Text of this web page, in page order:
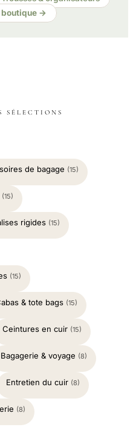
boutique →
SÉLECTIONS
de bagage (15)
(15)
rigides (15)
(15)
& tote bags (15)
Ceintures en cuir (15)
Bagagerie & voyage (8)
Entretien du cuir (8)
(8)